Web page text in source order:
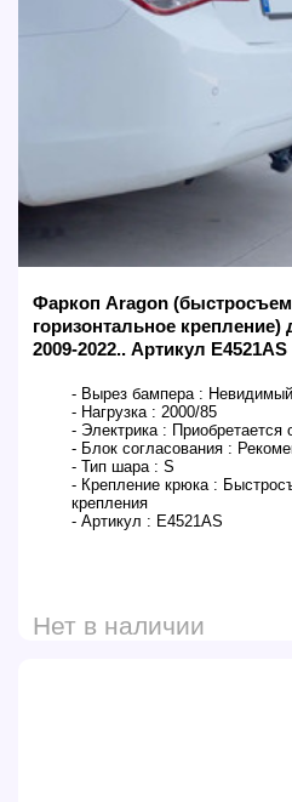
Фаркоп Aragon
горизонтальное
2009-2022.. Артикул E4521AS
- Вырез бампера : Невидимый
- Нагрузка : 2000/85
- Электрика : Приобретается
- Блок согласования :
- Тип шара : S
- Крепление крюка :
крепления
- Артикул : E4521AS
Нет в наличии